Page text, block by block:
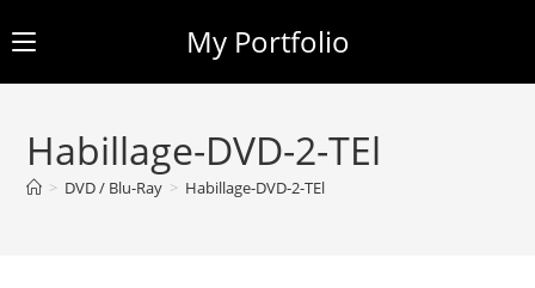
content
My Portfolio
Habillage-DVD-2-TEl
> DVD / Blu-Ray > Habillage-DVD-2-TEl